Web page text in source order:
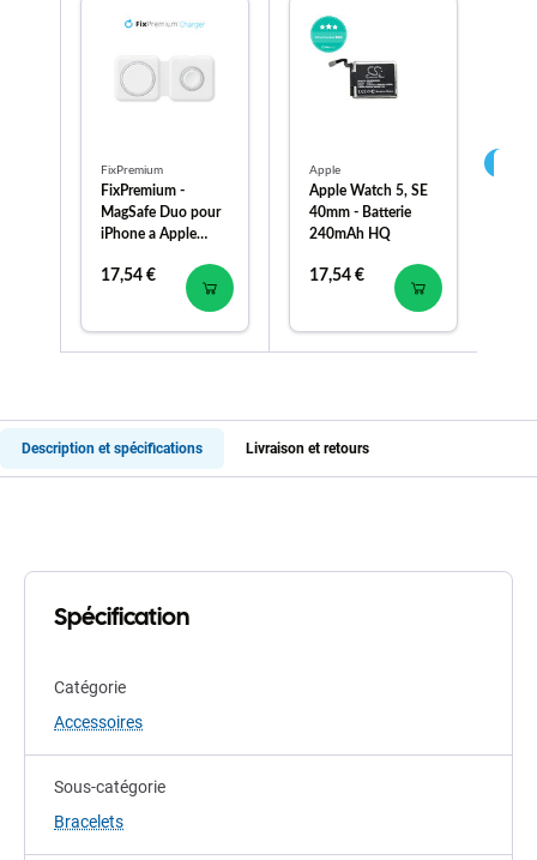
FixPremium
FixPremium -
MagSafe Duo pour
iPhone a Apple
17,54 €
Apple
Apple Watch 5, SE
40mm - Batterie
240mAh HQ
17,54 €
Description et spécifications Livraison et retours
Spécification
Catégorie
Accessoires
Sous-catégorie
Bracelets